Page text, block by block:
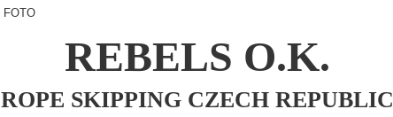
FOTO
REBELS O.K.
ROPE SKIPPING CZECH REPUBLIC